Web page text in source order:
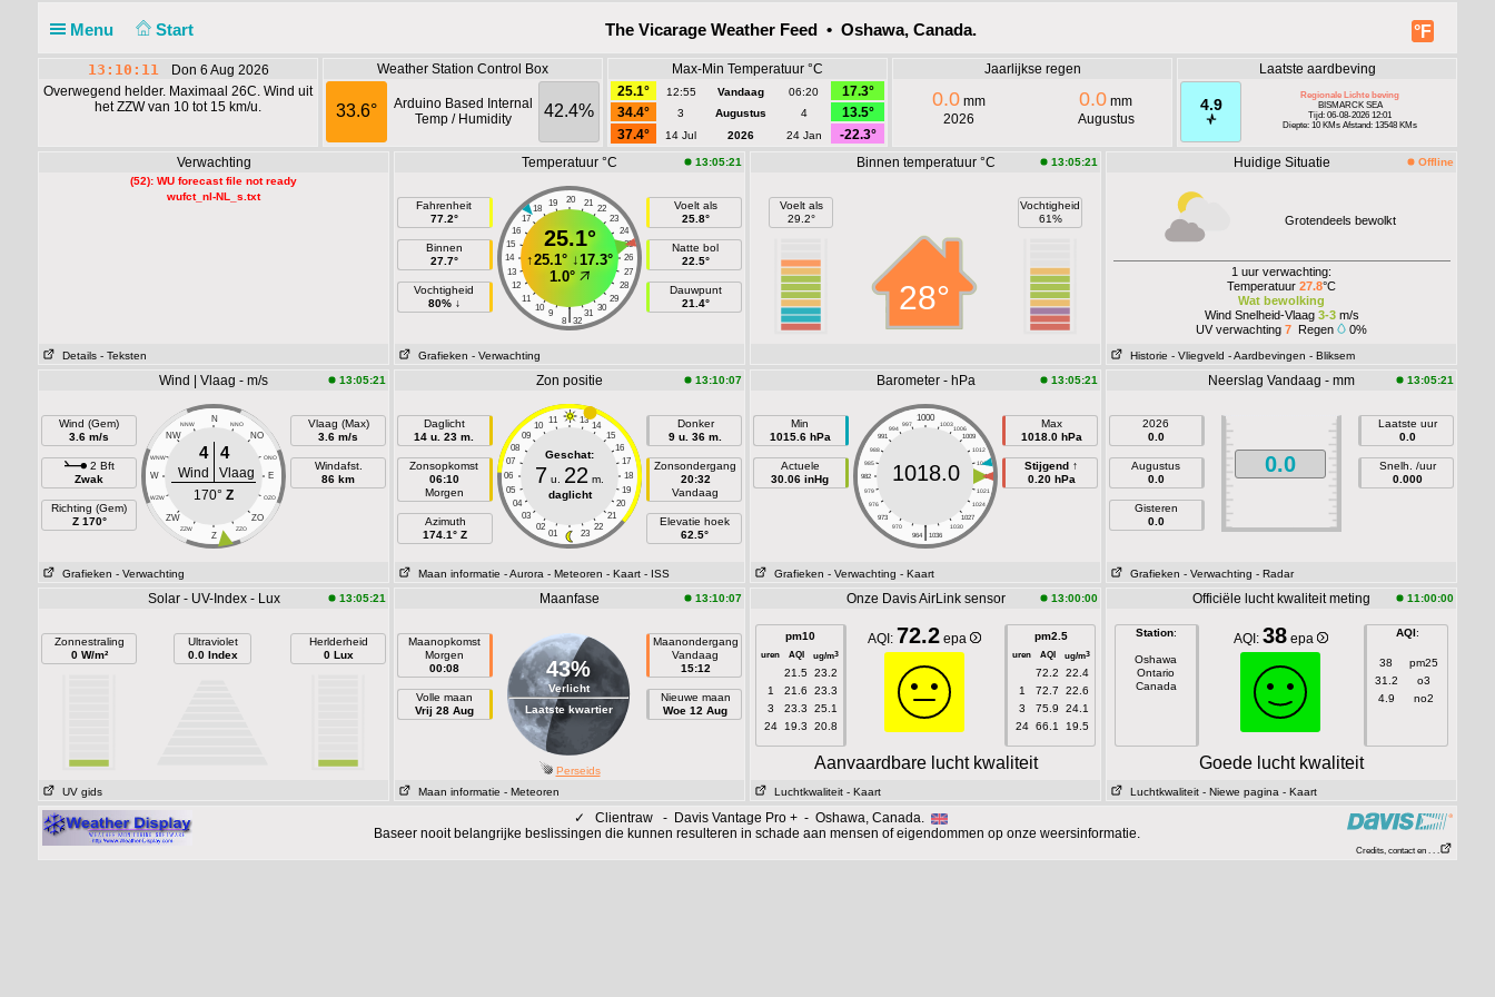
Menu Start °F
The Vicarage Weather Feed • Oshawa, Canada.
13:10:11
Don 6 Aug 2026
Overwegend helder. Maximaal 26C. Wind uit
het ZZW van 10 tot 15 km/u.
Weather Station Control Box
33.6° 42.4%
Arduino Based Internal
Temp / Humidity
Max-Min Temperatuur °C
25.1°
12:55 Vandaag 06:20
17.3°
34.4°
3 Augustus 4
13.5°
37.4°
14 Jul 2026 24 Jan -22.3°
Jaarlijkse regen
0.0 mm
2026
0.0 mm
Augustus
Laatste aardbeving
4.9
Regionale Lichte beving
BISMARCK SEA
Tijd: 06-08-2026 12:01
Diepte: 10 KMs Afstand: 13548 KMs
Verwachting
(52): WU forecast file not ready
wufct_nl-NL_s.txt
Details - Teksten
Temperatuur °C 13:05:21
Fahrenheit
77.2°
Binnen
27.7°
Vochtigheid
80% ↓
20
19 21
18
22
17
23
16
24
15
25
14
26
13
27
12
28
11
29
10
30
9 31
|
8 32
25.1°
↑25.1° ↓17.3°
1.0°
Voelt als
25.8°
Natte bol
22.5°
Dauwpunt
21.4°
Grafieken - Verwachting
Binnen temperatuur °C 13:05:21
Voelt als
29.2°
28°
Vochtigheid
61%
Huidige Situatie Offline
Grotendeels bewolkt
1 uur verwachting:
Temperatuur 27.8°C
Wat bewolking
Wind Snelheid-Vlaag 3-3m/s
UV verwachting 7 Regen 0%
Historie - Vliegveld - Aardbevingen - Bliksem
Wind | Vlaag - m/s 13:05:21
Wind (Gem)
3.6 m/s
2 Bft
Zwak
Richting (Gem)
Z 170°
N
NNW NNO
NW NO
WNW ONO
W E
WZW OZO
ZW ZO
ZZW ZZO
Z
4 4
Wind
Vlaag
170° Z
Vlaag (Max)
3.6 m/s
Windafst.
86 km
Grafieken - Verwachting
Zon positie 13:10:07
Daglicht
14 u. 23 m.
Zonsopkomst
06:10
Morgen
Azimuth
174.1° Z
11 13
10
14
09
15
08
16
07
17
06
18
05
19
04
20
03
21
02
22
01 23
Geschat:
7 u. 22 m.
daglicht
Donker
9 u. 36 m.
Zonsondergang
20:32
Vandaag
Elevatie hoek
62.5°
Maan informatie - Aurora - Meteoren - Kaart - ISS
Barometer - hPa 13:05:21
Min
1015.6 hPa
Actuele
30.06 inHg
1000
997 1003
994
1006
991
1009
988
1012
985
1015
982
1018
979
1021
976
1024
973
1027
970
1030
|
964 1036
1018.0
Max
1018.0 hPa
Stijgend ↑
0.20 hPa
Grafieken - Verwachting - Kaart
Neerslag Vandaag - mm 13:05:21
2026
0.0
Augustus
0.0
Gisteren
0.0
0.0
Laatste uur
0.0
Snelh. /uur
0.000
Grafieken - Verwachting - Radar
Solar - UV-Index - Lux 13:05:21
Zonnestraling
0 W/m²
Ultraviolet
0.0 Index
Herlderheid
0 Lux
UV gids
Maanfase 13:10:07
Maanopkomst
Morgen
00:08
Volle maan
Vrij 28 Aug
43%
Verlicht
Laatste kwartier
Maanondergang
Vandaag
15:12
Nieuwe maan
Woe 12 Aug
Perseids
Maan informatie - Meteoren
Onze Davis AirLink sensor 13:00:00
pm10
uren AQI ug/m3
21.5 23.2
1
21.6
23.3
3
23.3
25.1
24
19.3 20.8
AQI: 72.2 epa pm2.5
uren AQI ug/m3
72.2
22.4
1
72.7
22.6
3
75.9
24.1
24 66.1 19.5
Aanvaardbare lucht kwaliteit
Luchtkwaliteit - Kaart
Officiële lucht kwaliteit meting 11:00:00
Station:
Oshawa
Ontario
Canada
AQI: 38 epa AQI:
38
pm25
31.2
o3
4.9
no2
Goede lucht kwaliteit
Luchtkwaliteit - Niewe pagina - Kaart
✓
Clientraw - Davis Vantage Pro + - Oshawa, Canada.
Baseer nooit belangrijke beslissingen die kunnen resulteren in schade aan mensen of eigendommen op onze weersinformatie.
Credits, contact en . . .